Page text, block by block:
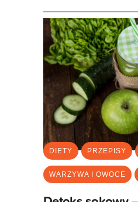
DIETY PRZEPISY
WARZYWA I OWOCE